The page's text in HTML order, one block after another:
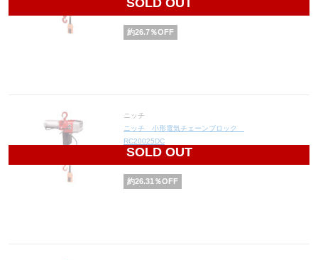
SOLD OUT
100,050
約26.7％OFF
SOLD OUT
ニッチ
ニッチ 小形電気チェーンブロック
RC20025DC
105,230
約26.31 ％OFF